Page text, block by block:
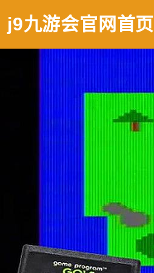
j9九游会官网首页